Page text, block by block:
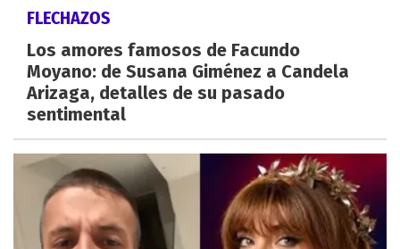
FLECHAZOS
Los amores famosos de Facundo
Moyano: de Susana Giménez a Candela
Arizaga, detalles de su pasado
sentimental